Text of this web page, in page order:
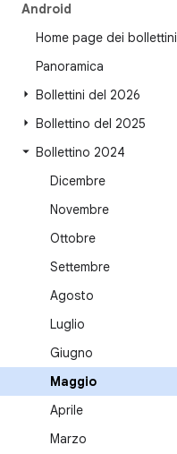
Android
Home page dei bollettini
Panoramica
Bollettini del 2026
Bollettino del 2025
Bollettino 2024
Dicembre
Novembre
Ottobre
Settembre
Agosto
Luglio
Giugno
Maggio
Aprile
Marzo